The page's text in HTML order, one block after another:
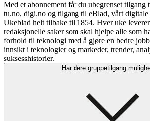
Med et abonnement får du ubegrenset
tu.no, digi.no og tilgang til eBlad, vårt
Ukeblad helt tilbake til 1854. Hver uke
redaksjonelle saker som skal hjelpe alle som
forhold til teknologi med å gjøre en bedre
innsikt i teknologier og markeder, trender,
suksesshistorier.
Har dere gruppetilgang